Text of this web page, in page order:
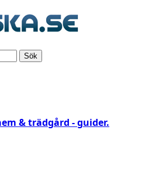
Sök
& trädgård - guider.